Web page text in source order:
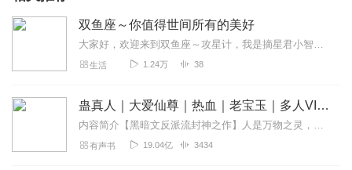
双鱼座～你值得世间所有的美好
大家好，欢迎来到双鱼座～攻星计，我是摘星君小智。双鱼座，你值得世间所有的美好，在这里我会跟大家一起分享双鱼座的相关内容，所有双鱼座的和想要了解双鱼座的小可爱们，...
生活 1.24万 38
蛊真人｜大爱仙尊｜热血｜老宝玉｜多人VIP免费有声剧
内容简介【黑暗文反派流封神之作】人是万物之灵，蛊是天地真精。一个穿越者不断重生的故事。一个养蛊、炼蛊、用蛊的奇特世界。配音组（男角色）老宝玉旁白...
有声书 19.04亿 3434